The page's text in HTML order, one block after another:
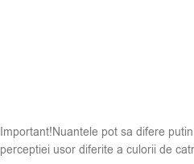
Important!Nuantele pot sa difere
perceptiei usor diferite a culorii de